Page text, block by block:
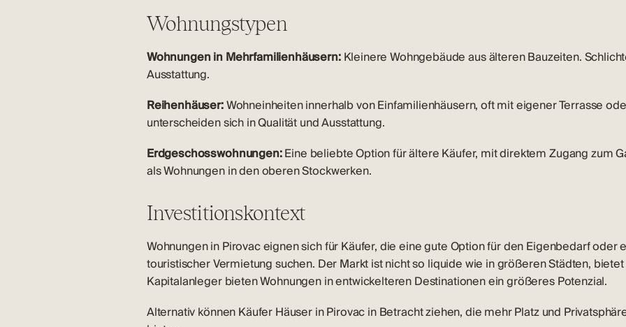
Wohnungstypen
Wohnungen in Mehrfamilienhäusern:Kleinere Wohngebäude aus älteren Bauzeiten.
Ausstattung.
Reihenhäuser:Wohneinheiten innerhalb von Einfamilienhäusern, oft mit eigener Terrasse
unterscheiden sich in Qualität und Ausstattung.
Erdgeschosswohnungen:Eine beliebte Option für ältere Käufer, mit direktem Zugang zum
als Wohnungen in den oberen Stockwerken.
Investitionskontext
Wohnungen in Pirovac eignen sich für Käufer, die eine gute Option für den Eigenbedarf oder
touristischer Vermietung suchen. Der Markt ist nicht so liquide wie in größeren Städten,
Kapitalanleger bietenWohnungen in entwickelteren Destinationenein größeres Potenzial.
Alternativ können KäuferHäuser in Pirovacin Betracht ziehen, die mehr Platz und